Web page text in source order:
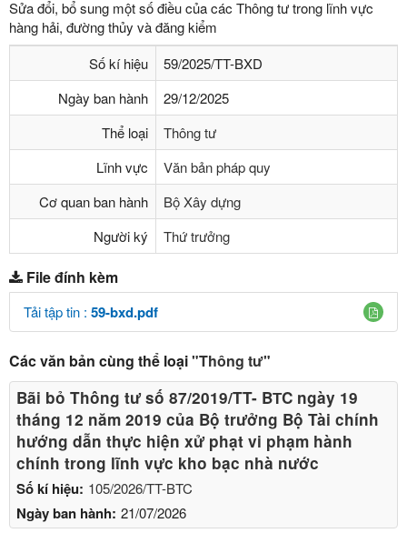
Sửa đổi, bổ sung một số điều của các Thông tư trong lĩnh vực
hàng hải, đường thủy và đăng kiểm
Số kí hiệu
59/2025/TT-BXD
Ngày ban hành
29/12/2025
Thể loại
Thông tư
Lĩnh vực
Văn bản pháp quy
Cơ quan ban hành
Bộ Xây dựng
Người ký
Thứ trưởng
File đính kèm
Tải tập tin : 59-bxd.pdf
Các văn bản cùng thể loại"Thông tư"
Số kí hiệu: 105/2026/TT-BTC
Ngày ban hành: 21/07/2026
Bãi bỏ Thông tư số 87/2019/TT- BТC ngày 19
tháng 12 năm 2019 của Bộ trưởng Bộ Tài chính
hướng dẫn thực hiện xử phạt vi phạm hành
chính trong lĩnh vực kho bạc nhà nước